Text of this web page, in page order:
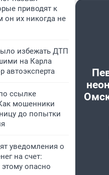
приводят к
он их никогда не
избежать ДТП
на Карла
автоэксперта
ссылке
мошенники
до попытки
уведомления о
на счет:
опасно